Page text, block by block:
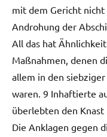
mit dem Gericht
Androhung der
All das hat
Maßnahmen, denen
allem in den
waren. 9 Inhaftierte
überlebten den Knast
Die Anklagen gegen